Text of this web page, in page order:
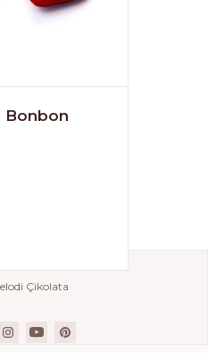
Bonbon
Çikolata